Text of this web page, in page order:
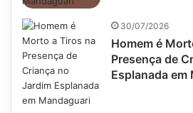
30/07/2026
Homem é
Presença de
Esplanada em